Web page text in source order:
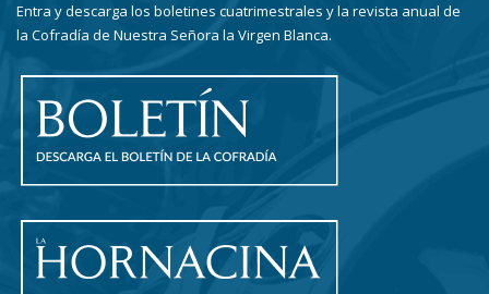
Entra y descarga los boletines cuatrimestrales y la revista anual de
la Cofradía de Nuestra Señora la Virgen Blanca.